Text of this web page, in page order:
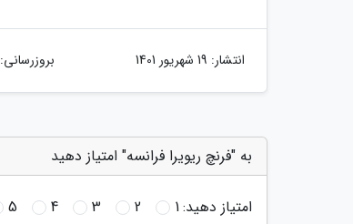
انتشار: 19 شهریور 1401 بروزرسانی:
به "فرنچ ریویرا فرانسه" امتیاز دهید
امتیاز دهید:1
2
3
4
5